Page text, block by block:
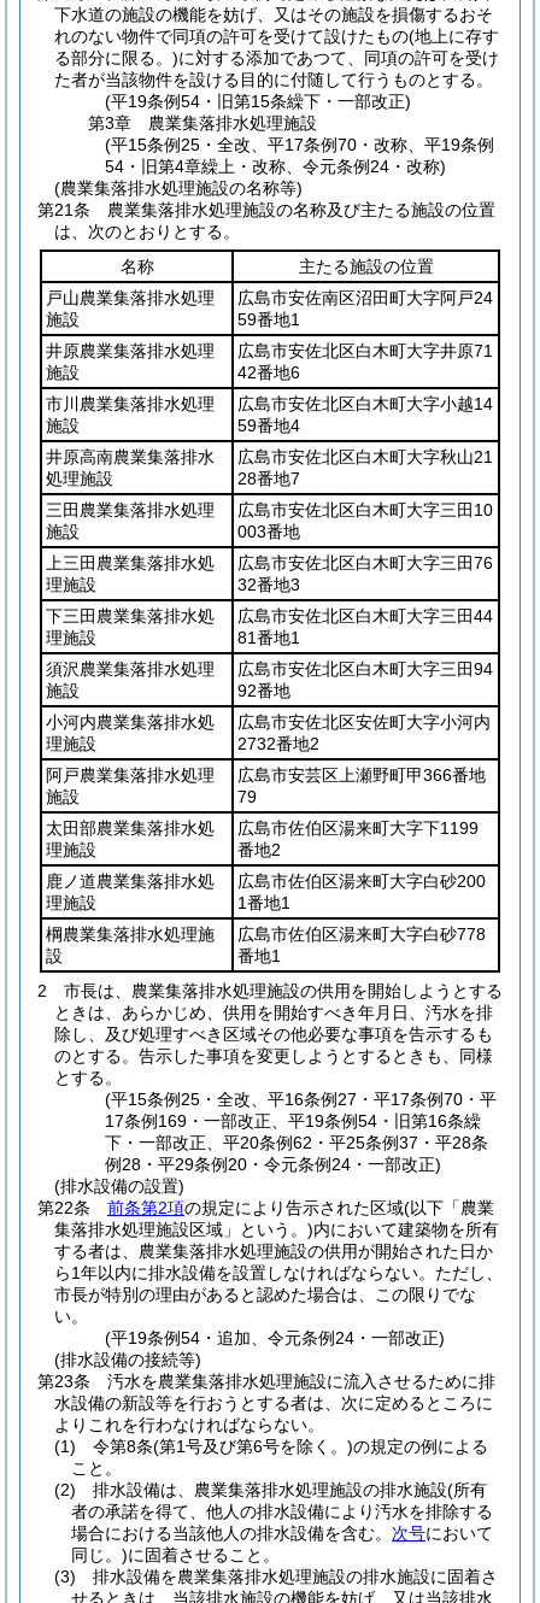
下水道の施設の機能を妨げ、又はその施設を損傷するおそ
れのない物件で同項の許可を受けて設けたもの(地上に存す
る部分に限る。)に対する添加であつて、同項の許可を受け
た者が当該物件を設ける目的に付随して行うものとする。
(平19条例54・旧第15条繰下・一部改正)
第3章
農業集落排水処理施設
(平15条例25・全改、平17条例70・改称、平19条例
54・旧第4章繰上・改称、令元条例24・改称)
(農業集落排水処理施設の名称等)
第21条
農業集落排水処理施設の名称及び主たる施設の位置
は、次のとおりとする。
名称
主たる施設の位置
戸山農業集落排水処理
施設
広島市安佐南区沼田町大字阿戸24
59番地1
井原農業集落排水処理
施設
広島市安佐北区白木町大字井原71
42番地6
市川農業集落排水処理
施設
広島市安佐北区白木町大字小越14
59番地4
井原高南農業集落排水
処理施設
広島市安佐北区白木町大字秋山21
28番地7
三田農業集落排水処理
施設
広島市安佐北区白木町大字三田10
003番地
上三田農業集落排水処
理施設
広島市安佐北区白木町大字三田76
32番地3
下三田農業集落排水処
理施設
広島市安佐北区白木町大字三田44
81番地1
須沢農業集落排水処理
施設
広島市安佐北区白木町大字三田94
92番地
小河内農業集落排水処
理施設
広島市安佐北区安佐町大字小河内
2732番地2
阿戸農業集落排水処理
施設
広島市安芸区上瀬野町甲366番地
79
太田部農業集落排水処
理施設
広島市佐伯区湯来町大字下1199
番地2
鹿ノ道農業集落排水処
理施設
広島市佐伯区湯来町大字白砂200
1番地1
棡農業集落排水処理施
設
広島市佐伯区湯来町大字白砂778
番地1
2
市長は、農業集落排水処理施設の供用を開始しようとする
ときは、あらかじめ、供用を開始すべき年月日、汚水を排
除し、及び処理すべき区域その他必要な事項を告示するも
のとする。 告示した事項を変更しようとするときも、同様
とする。
(平15条例25・全改、平16条例27・平17条例70・平
17条例169・一部改正、平19条例54・旧第16条繰
下・一部改正、平20条例62・平25条例37・平28条
例28・平29条例20・令元条例24・一部改正)
(排水設備の設置)
第22条
前条第2項の規定により告示された区域(以下「農業
集落排水処理施設区域」という。)内において建築物を所有
する者は、農業集落排水処理施設の供用が開始された日か
ら1年以内に排水設備を設置しなければならない。 ただし、
市長が特別の理由があると認めた場合は、この限りでな
い。
(平19条例54・追加、令元条例24・一部改正)
(排水設備の接続等)
第23条
汚水を農業集落排水処理施設に流入させるために排
水設備の新設等を行おうとする者は、次に定めるところに
よりこれを行わなければならない。
(1)
令第8条(第1号及び第6号を除く。)の規定の例による
こと。
(2)
排水設備は、農業集落排水処理施設の排水施設(所有
者の承諾を得て、他人の排水設備により汚水を排除する
場合における当該他人の排水設備を含む。 次号において
同じ。)に固着させること。
(3)
排水設備を農業集落排水処理施設の排水施設に固着さ
せるときは、当該排水施設の機能を妨げ、又は当該排水